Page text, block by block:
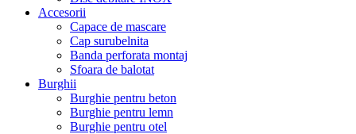
Accesorii
Capace de mascare
Cap surubelnita
Banda perforata montaj
Sfoara de balotat
Burghii
Burghie pentru beton
Burghie pentru lemn
Burghie pentru otel